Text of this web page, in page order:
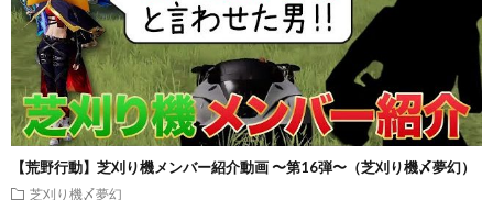
【荒野行動】芝刈り機メンバー紹介動画 〜第16弾〜（芝刈り機〆夢幻）
芝刈り機〆夢幻